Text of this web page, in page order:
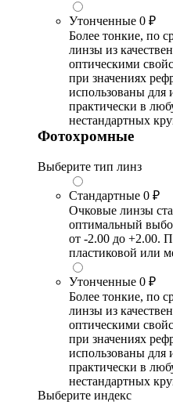
Утонченные 0 ₽
Более тонкие, по
линзы из
оптическими
при значениях
использованы для
практически в
нестандартных
Фотохромные
Выберите тип линз
Стандартные 0 ₽
Очковые линзы
оптимальный
от -2.00 до +2.00.
пластиковой или
Утонченные 0 ₽
Более тонкие, по
линзы из
оптическими
при значениях
использованы для
практически в
нестандартных
Выберите индекс